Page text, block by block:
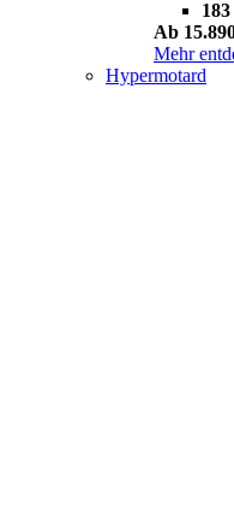
Ab
Mehr
Hypermotard